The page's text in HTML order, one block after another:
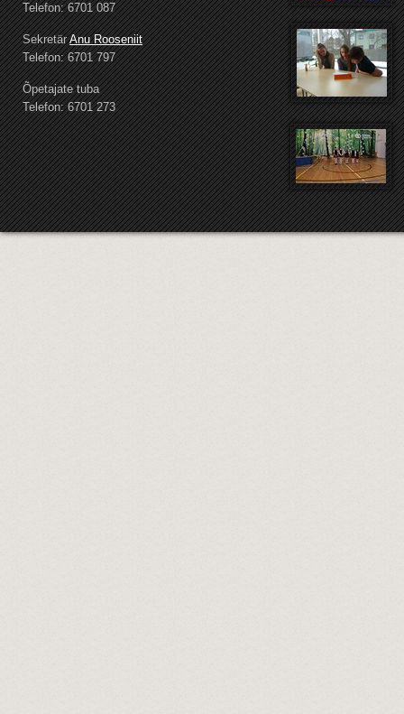
Telefon: 6701 087
SekretärAnu Rooseniit
Telefon: 6701 797
Õpetajate tuba
Telefon: 6701 273